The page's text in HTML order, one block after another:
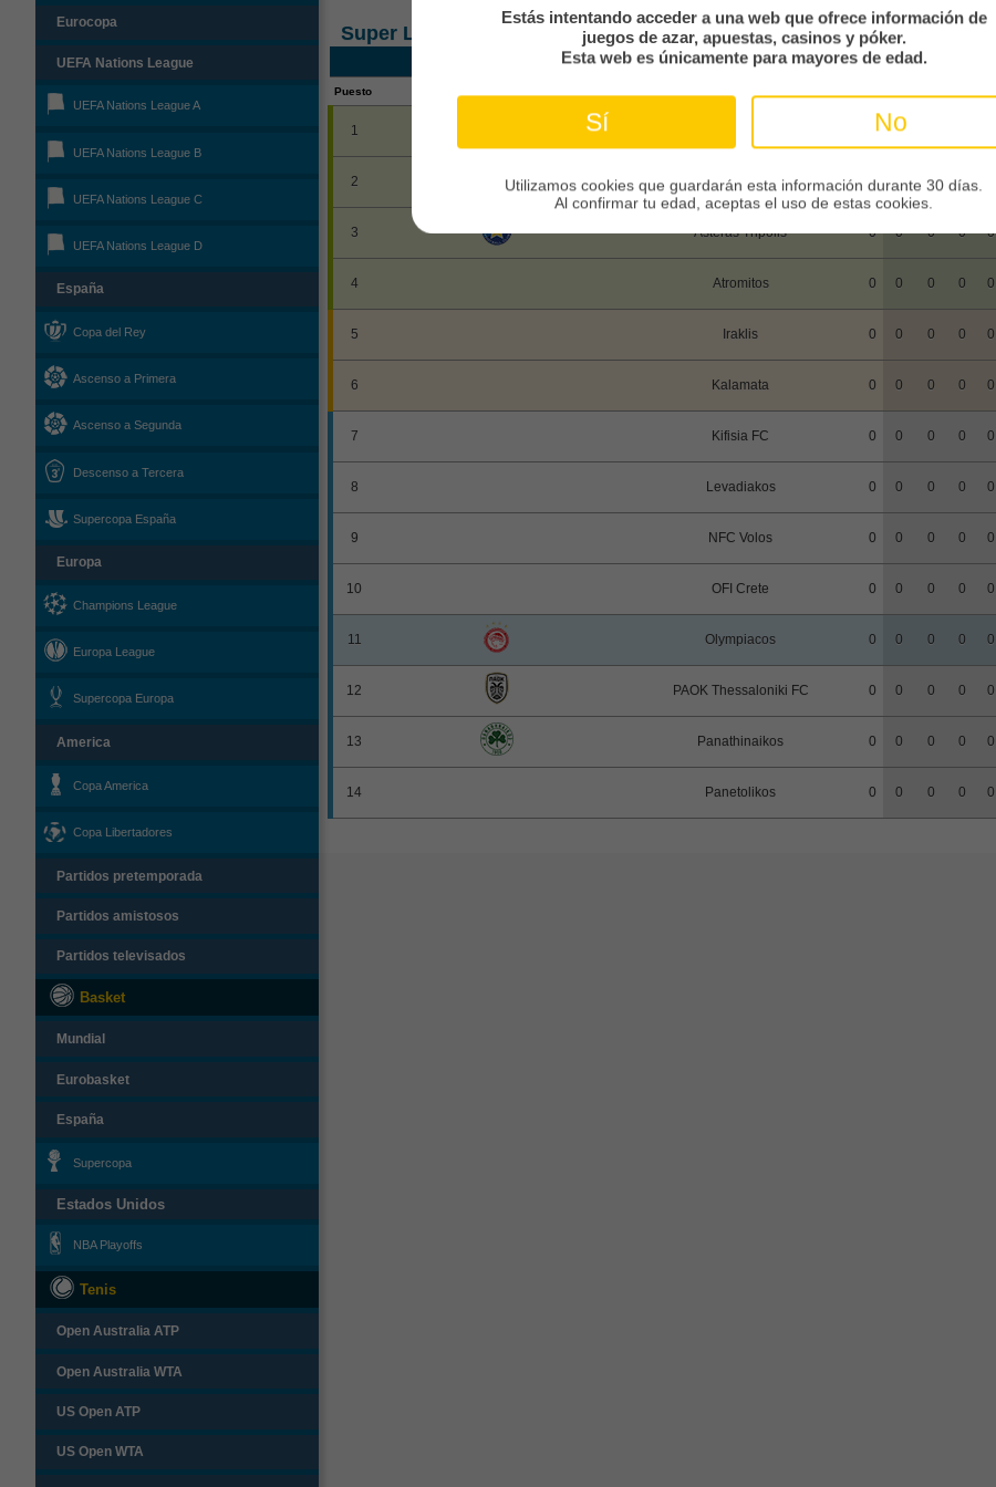
Eurocopa
UEFA Nations League
UEFA Nations League A
UEFA Nations League B
UEFA Nations League C
UEFA Nations League D
España
Copa del Rey
Ascenso a Primera
Ascenso a Segunda
Descenso a Tercera
Supercopa España
Europa
Champions League
Europa League
Supercopa Europa
America
Copa America
Copa Libertadores
Partidos pretemporada
Partidos amistosos
Partidos televisados
Basket
Mundial
Eurobasket
España
Supercopa
Estados Unidos
NBA Playoffs
Tenis
Open Australia ATP
Open Australia WTA
US Open ATP
US Open WTA
Super League
Clasificación
Puesto
1 0 0
2 Aris Thessaloniki FC 0 0 0 0
3 Asteras Tripolis 0 0 0 0 0
4 Atromitos 0 0 0 0 0
5 Iraklis 0 0 0 0 0
6 Kalamata 0 0 0 0 0
7 Kifisia FC 0 0 0 0 0
8 Levadiakos 0 0 0 0 0
9 NFC Volos 0 0 0 0 0
10 OFI Crete 0 0 0 0 0
11 Olympiacos 0 0 0 0 0
12 PAOK Thessaloniki FC 0 0 0 0 0
13 Panathinaikos 0 0 0 0 0
14 Panetolikos 0 0 0 0 0
Estás intentando acceder a una web que ofrece información de
juegos de azar, apuestas, casinos y póker.
Esta web es únicamente para mayores de edad.
Sí No
Utilizamos cookies que guardarán esta información durante 30 días.
Al confirmar tu edad, aceptas el uso de estas cookies.